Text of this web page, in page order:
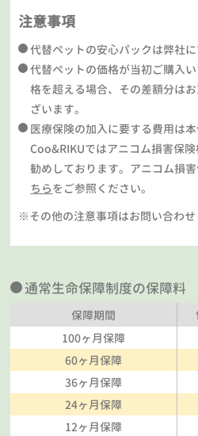
注意事項
代替ペットの安心パックは弊社に
代替ペットの価格が当初ご購入
格を超える場合、その差額分は
ざいます。
医療保険の加入に要する費用は本
Coo&RIKUではアニコム損害保
勧めしております。アニコム損
ちらをご参照ください。
※その他の注意事項はお問い合わせ
通常生命保障制度の保障料
保障期間
100ヶ月保障
60ヶ月保障
36ヶ月保障
24ヶ月保障
12ヶ月保障